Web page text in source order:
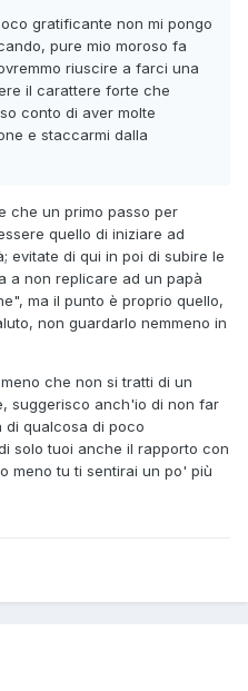
gratificante non mi pongo
pure mio moroso fa
riuscire a farci una
il carattere forte che
conto di aver molte
e staccarmi dalla
che un primo passo per
quello di iniziare ad
evitate di qui in poi di subire le
a non replicare ad un papà
ma il punto è proprio quello,
non guardarlo nemmeno in
che non si tratti di un
suggerisco anch'io di non far
di qualcosa di poco
solo tuoi anche il rapporto con
meno tu ti sentirai un po' più